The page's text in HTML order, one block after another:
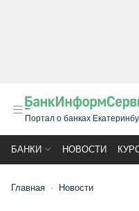
Портал о банках
БАНКИ НОВОСТИ
Главная Новости